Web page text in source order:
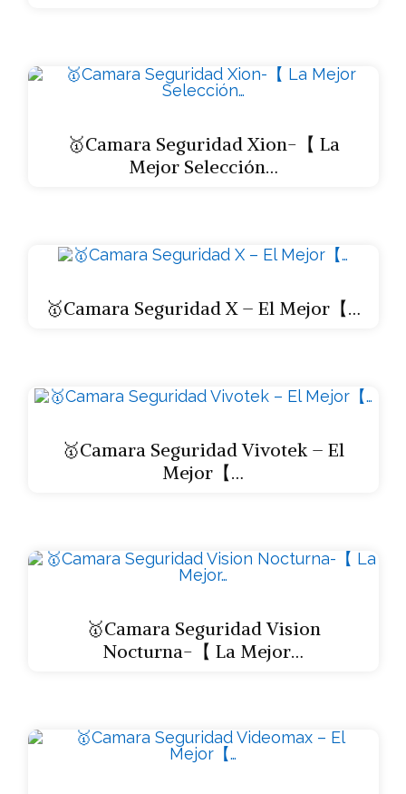
🥇Camara Seguridad Xion-【 La
Mejor Selección…
🥇Camara Seguridad X – El Mejor【…
🥇Camara Seguridad Vivotek – El
Mejor【…
🥇Camara Seguridad Vision
Nocturna-【 La Mejor…